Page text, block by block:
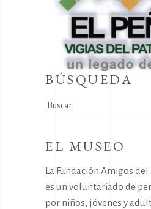
BÚSQUEDA
Search
for:
EL MUSEO
La Fundación Amigos del
es un voluntariado de
por niños, jóvenes y